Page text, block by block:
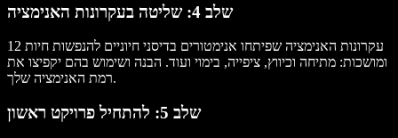
שלב 4: שליטה בעקרונות האנימציה
12 עקרונות האנימציה שפיתחו אנימטורים בדיסני חיוניים להנפשות חיות
ומושכות: מתיחה וכיווץ, ציפייה, בימוי ועוד. הבנה ושימוש בהם יקפיצו את
רמת האנימציה שלך.
שלב 5: להתחיל פרויקט ראשון